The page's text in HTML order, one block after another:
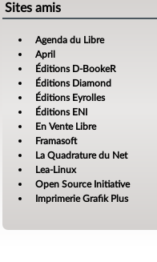
Sites amis
Agenda du Libre
April
Éditions D-BookeR
Éditions Diamond
Éditions Eyrolles
Éditions ENI
En Vente Libre
Framasoft
La Quadrature du Net
Lea-Linux
Open Source Initiative
Imprimerie Grafik Plus